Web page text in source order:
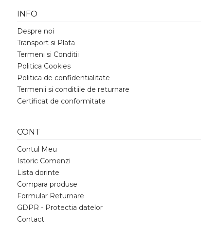
INFO
Despre noi
Transport si Plata
Termeni si Conditii
Politica Cookies
Politica de confidentialitate
Termenii si conditiile de returnare
Certificat de conformitate
CONT
Contul Meu
Istoric Comenzi
Lista dorinte
Compara produse
Formular Returnare
GDPR - Protectia datelor
Contact